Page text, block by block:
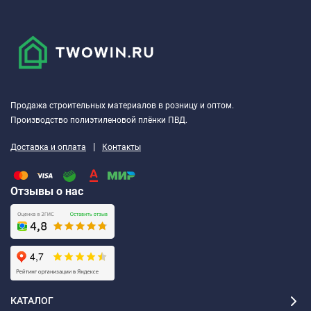
растяжении параллельно
лицевым поверхностям
частичном погружении
более
Продажа строительных материалов в розницу и оптом.
Производство полиэтиленовой плёнки ПВД.
Доставка и оплата | Контакты
Отзывы о нас
КАТАЛОГ